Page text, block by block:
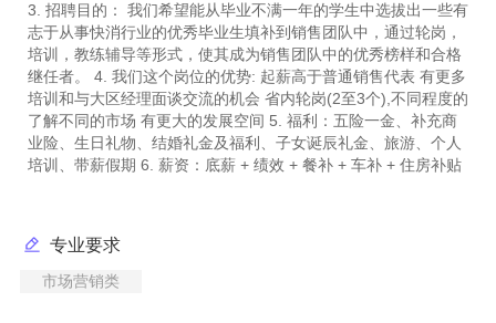
3. 招聘目的： 我们希望能从毕业不满一年的学生中选拔出一些有
志于从事快消行业的优秀毕业生填补到销售团队中，通过轮岗，
培训，教练辅导等形式，使其成为销售团队中的优秀榜样和合格
继任者。 4. 我们这个岗位的优势: 起薪高于普通销售代表 有更多
培训和与大区经理面谈交流的机会 省内轮岗(2至3个),不同程度的
了解不同的市场 有更大的发展空间 5. 福利：五险一金、补充商
业险、生日礼物、结婚礼金及福利、子女诞辰礼金、旅游、个人
专业要求
市场营销类